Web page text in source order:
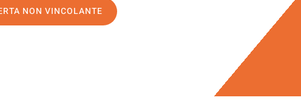
NON VINCOLANTE